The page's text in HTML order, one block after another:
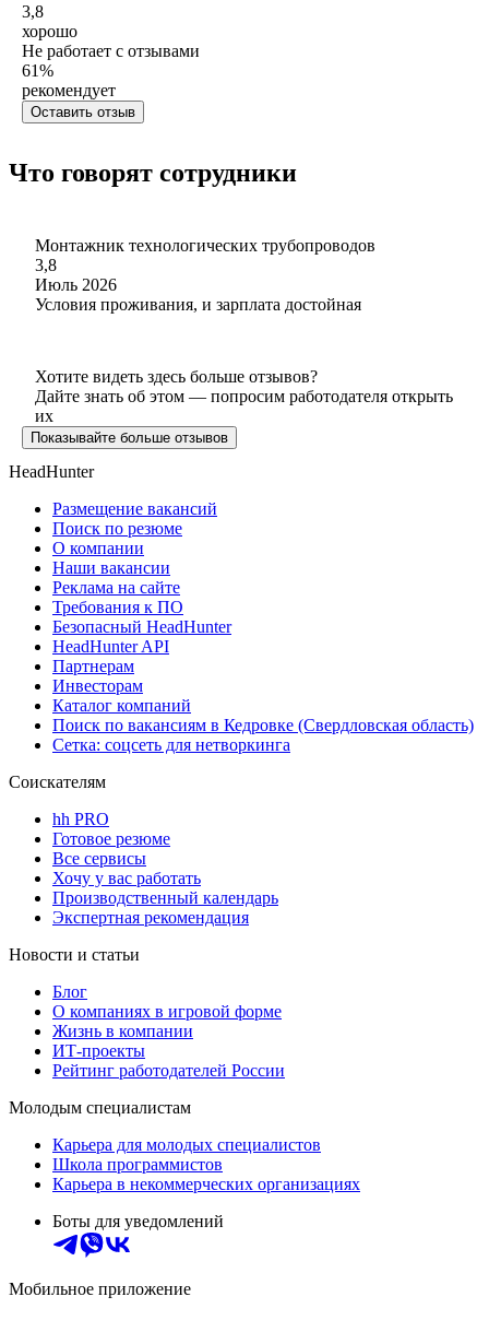
3,8
хорошо
Не работает с отзывами
61%
рекомендует
Оставить отзыв
Что говорят сотрудники
Монтажник технологических трубопроводов
3,8
Июль 2026
Условия проживания, и зарплата достойная
Хотите видеть здесь больше отзывов?
Дайте знать об этом — попросим работодателя открыть
их
Показывайте больше отзывов
HeadHunter
Размещение вакансий
Поиск по резюме
О компании
Наши вакансии
Реклама на сайте
Требования к ПО
Безопасный HeadHunter
HeadHunter API
Партнерам
Инвесторам
Каталог компаний
Поиск по вакансиям в Кедровке (Свердловская область)
Сетка: соцсеть для нетворкинга
Соискателям
hh PRO
Готовое резюме
Все сервисы
Хочу у вас работать
Производственный календарь
Экспертная рекомендация
Новости и статьи
Блог
О компаниях в игровой форме
Жизнь в компании
ИТ-проекты
Рейтинг работодателей России
Молодым специалистам
Карьера для молодых специалистов
Школа программистов
Карьера в некоммерческих организациях
Боты для уведомлений
Мобильное приложение